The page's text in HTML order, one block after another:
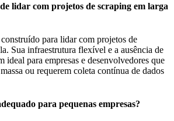
lidar com projetos de scraping em larga
para lidar com projetos de
Sua infraestrutura flexível e a ausência de
ideal para empresas e desenvolvedores que
ou requerem coleta contínua de dados
para pequenas empresas?